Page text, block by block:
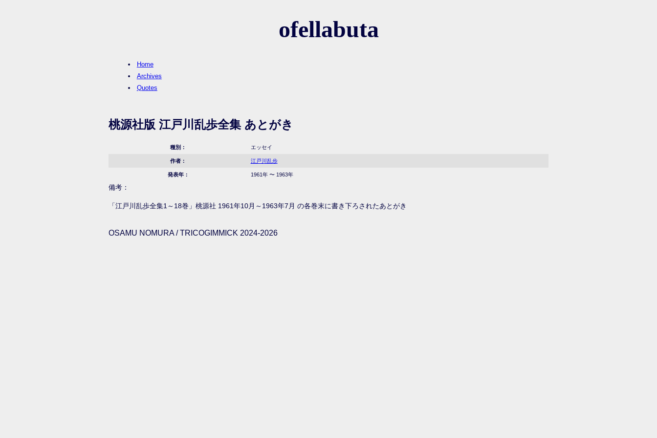
ofellabuta
Home
Archives
Quotes
桃源社版 江戸川乱歩全集 あとがき
種別： エッセイ
作者： 江戸川乱歩
発表年： 1961年 〜 1963年
備考：
「江戸川乱歩全集1～18巻」桃源社 1961年10月～1963年7月 の各巻末に書き下ろされたあとがき
OSAMU NOMURA / TRICOGIMMICK 2024-2026